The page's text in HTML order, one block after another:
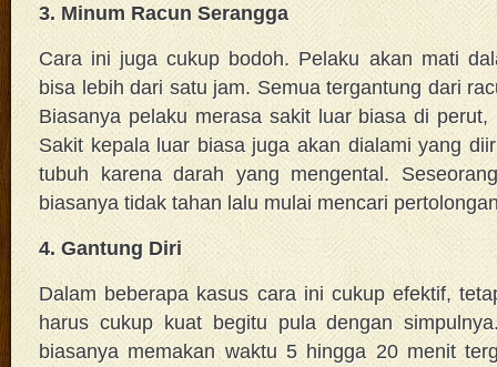
3. Minum Racun Serangga
Cara ini juga cukup bodoh. Pelaku akan mati
bisa lebih dari satu jam. Semua tergantung dari
Biasanya pelaku merasa sakit luar biasa di perut,
Sakit kepala luar biasa juga akan dialami yang
tubuh karena darah yang mengental.
biasanya tidak tahan lalu mulai mencari
4. Gantung Diri
Dalam beberapa kasus cara ini cukup efektif,
harus cukup kuat begitu pula dengan
biasanya memakan waktu 5 hingga 20 menit